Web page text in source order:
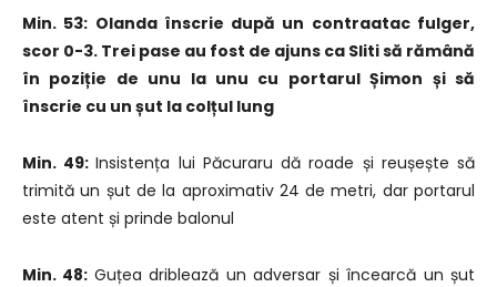
Min. 53: Olanda înscrie după un contraatac fulger,
scor 0-3. Trei pase au fost de ajuns ca Sliti să rămână
în poziție de unu la unu cu portarul Șimon și să
înscrie cu un șut la colțul lung
Min. 49:Insistența lui Păcuraru dă roade și reușește să
trimită un șut de la aproximativ 24 de metri, dar portarul
este atent și prinde balonul
Min. 48: Guțea driblează un adversar și încearcă un șut